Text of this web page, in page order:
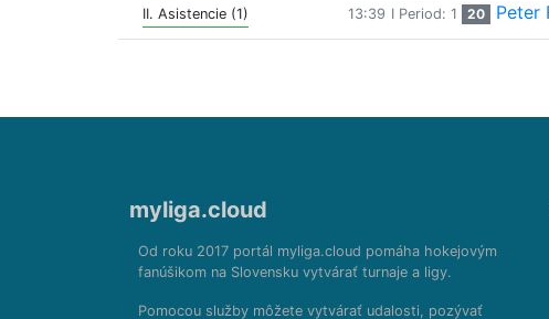
II. Asistencie (1) 13:39 I Period: 1 20 Peter
myliga.cloud
Od roku 2017 portál myliga.cloud pomáha hokejovým
fanúšikom na Slovensku vytvárať turnaje a ligy.
Pomocou služby môžete vytvárať udalosti, pozývať